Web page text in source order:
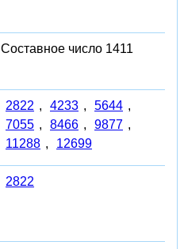
Составное число 1411
2822 , 4233 , 5644 ,
7055 , 8466 , 9877 ,
11288 , 12699
2822